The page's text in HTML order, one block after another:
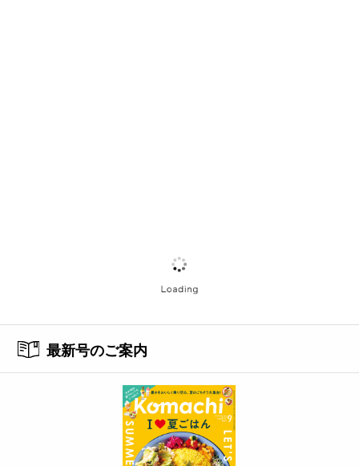
最新号のご案内